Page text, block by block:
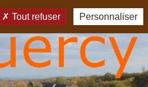
Tout refuser Personnaliser